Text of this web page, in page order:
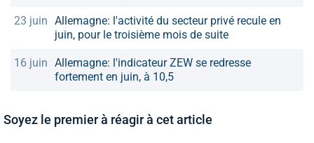
23 juin Allemagne: l'activité du secteur privé recule en
juin, pour le troisième mois de suite
16 juin Allemagne: l'indicateur ZEW se redresse
fortement en juin, à 10,5
Soyez le premier à réagir à cet article